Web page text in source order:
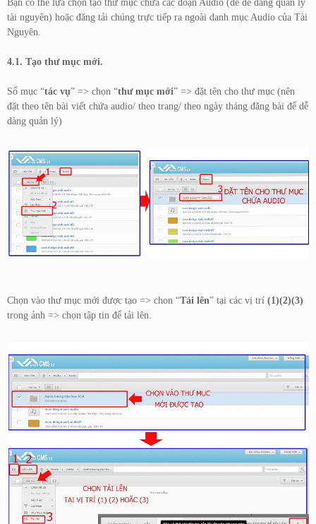
Bạn có thể lựa chọn tạo thư mục chứa các đoạn Audio (để dễ dàng quản lý
tài nguyên) hoặc đăng tải chúng trực tiếp ra ngoài danh mục Audio của Tài
Nguyên.
4.1. Tạo thư mục mới.
Sổ mục “tác vụ” => chọn “thư mục mới” => đặt tên cho thư mục (nên
đặt theo tên bài viết chứa audio/ theo trang/ theo ngày tháng đăng bài để dễ
dàng quản lý)
Chọn vào thư mục mới được tạo => chon “Tải lên” tại các vị trí (1)(2)(3)
trong ảnh => chọn tập tin để tải lên.